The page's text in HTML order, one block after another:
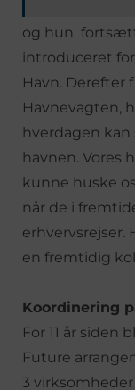
og hun
introduceret
Havn. Derefter
Havnevagten,
hverdagen kan
havnen. Vores
kunne huske
når de i
erhvervsrejser.
en fremtidig
Koordinering
For 11 år siden
Future
3